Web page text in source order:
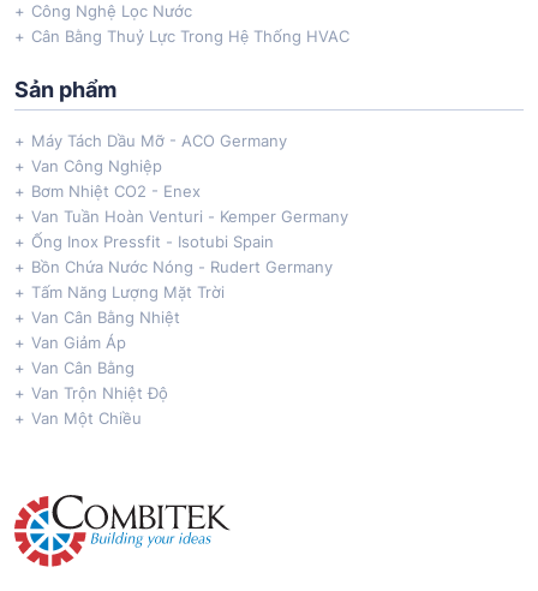
Công Nghệ Lọc Nước
Cân Bằng Thuỷ Lực Trong Hệ Thống HVAC
Sản phẩm
Máy Tách Dầu Mỡ - ACO Germany
Van Công Nghiệp
Bơm Nhiệt CO2 - Enex
Van Tuần Hoàn Venturi - Kemper Germany
Ống Inox Pressfit - Isotubi Spain
Bồn Chứa Nước Nóng - Rudert Germany
Tấm Năng Lượng Mặt Trời
Van Cân Bằng Nhiệt
Van Giảm Áp
Van Cân Bằng
Van Trộn Nhiệt Độ
Van Một Chiều